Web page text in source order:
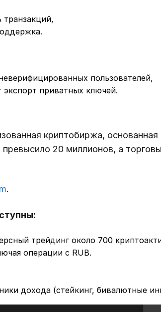
транзакций,
пользователей,
приватных ключей.
криптобиржа,
превысило 20 миллионов, а
.
трейдинг около 700
операции с RUB.
дохода (стейкинг, бивалютные